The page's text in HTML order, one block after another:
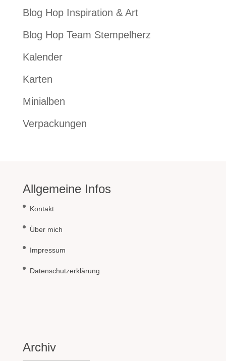
Blog Hop Inspiration & Art
Blog Hop Team Stempelherz
Kalender
Karten
Minialben
Verpackungen
Allgemeine Infos
Kontakt
Über mich
Impressum
Datenschutzerklärung
Archiv